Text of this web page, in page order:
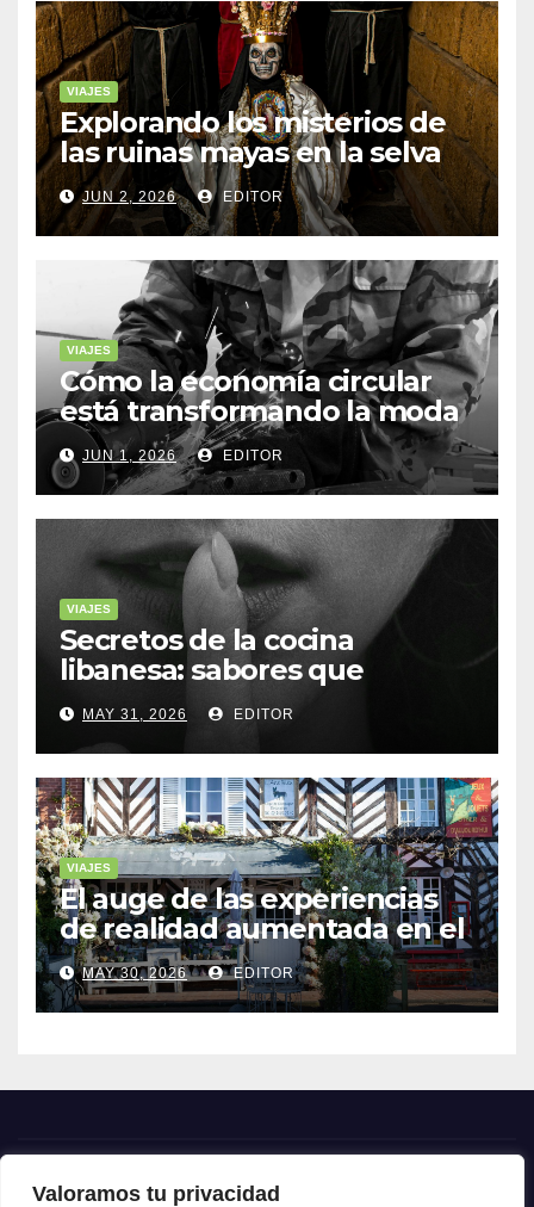
Valoramos tu privacidad
VIAJES
Explorando los misterios de
las ruinas mayas en la selva
de Yucatán
JUN 2, 2026 EDITOR
VIAJES
Cómo la economía circular
está transformando la moda
sostenible
JUN 1, 2026 EDITOR
VIAJES
Secretos de la cocina
libanesa: sabores que
cuentan historias
MAY 31, 2026 EDITOR
VIAJES
El auge de las experiencias
de realidad aumentada en el
turismo
MAY 30, 2026 EDITOR